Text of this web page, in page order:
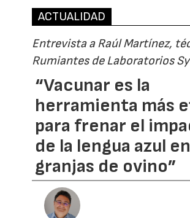
ACTUALIDAD
Entrevista a Raúl Martínez,
Rumiantes de Laboratorios
“Vacunar es la
herramienta más
para frenar el
de la lengua azul
granjas de ovino”